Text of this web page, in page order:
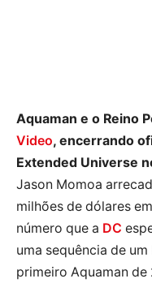
Aquaman e o Reino
Video, encerrando
Extended Universe
Jason Momoa
milhões de dólares
número que a DC
uma sequência de
primeiro Aquaman de